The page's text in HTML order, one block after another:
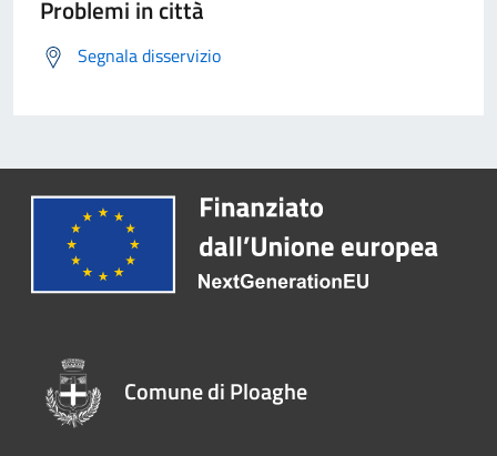
Problemi in città
Segnala disservizio
Comune di Ploaghe